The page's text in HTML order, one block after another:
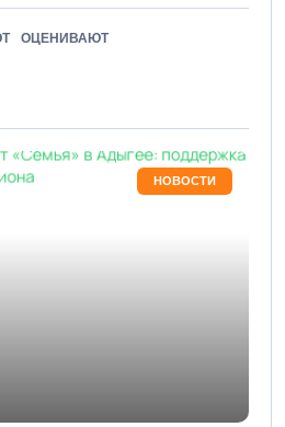
ОЦЕНИВАЮТ
НОВОСТИ